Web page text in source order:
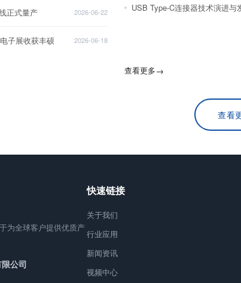
正式量产 2026-06-22
子展收获丰硕 2026-06-18
USB Type-C连接器技术演进与
查看更多→
查看
为全球客户提供优质产
公司
快速链接
关于我们
行业应用
新闻资讯
视频中心